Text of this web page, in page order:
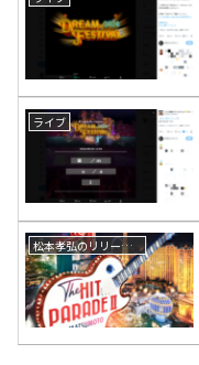
ライブ
松本孝弘のリリース情報